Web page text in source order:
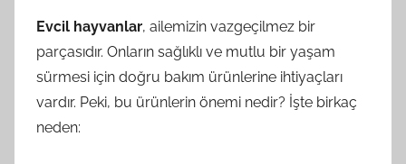
Evcil hayvanlar, ailemizin vazgeçilmez bir
parçasıdır. Onların sağlıklı ve mutlu bir yaşam
sürmesi için doğru bakım ürünlerine ihtiyaçları
vardır. Peki, bu ürünlerin önemi nedir? İşte birkaç
neden: